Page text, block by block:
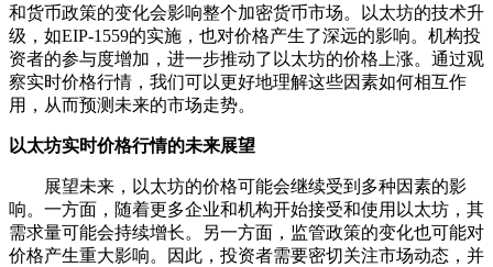
和货币政策的变化会影响整个加密货币市场。以太坊的技术升
级，如EIP-1559的实施，也对价格产生了深远的影响。机构投
资者的参与度增加，进一步推动了以太坊的价格上涨。通过观
察实时价格行情，我们可以更好地理解这些因素如何相互作
用，从而预测未来的市场走势。
以太坊实时价格行情的未来展望
展望未来，以太坊的价格可能会继续受到多种因素的影
响。一方面，随着更多企业和机构开始接受和使用以太坊，其
需求量可能会持续增长。另一方面，监管政策的变化也可能对
价格产生重大影响。因此，投资者需要密切关注市场动态，并